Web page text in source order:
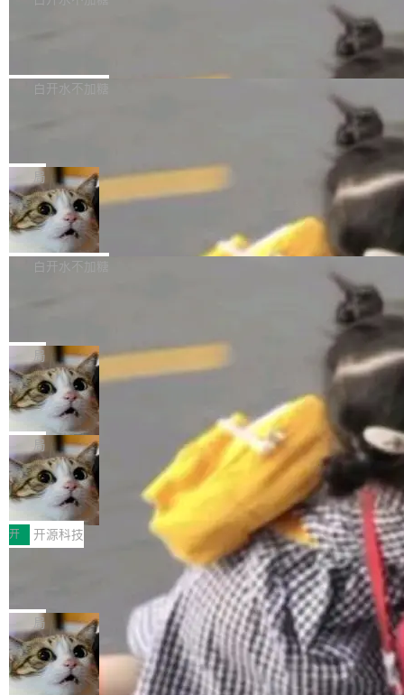
w 不要求标准普通话，方言识别覆盖粤语、吴语
容提供的字体时出现的几个问题 为避免音频加
质的最低采样率）的音频格式将被拒绝 修复了 C
SS 圆角虚线样式中可能存在的问题 如果表单中
的图像元素不在同一个子树中，则它们将不再关
联 加...
发布的 Release Notes，他利用 AI 工具（如 Co
最强的若干项。对于尚未正式发版的 PG 19，则
通过拉取过去一年内（从 PG 18 Beta1 时间点
至今）的所有 commit，同样交由 AI 分析提炼。
经过人工复核，准确度令人满意。这一方法也为
社区爱好者提供了高效跟踪新版本的思路。
白开水不加糖
维护工作一直与我的日常工作、家务、社交生活
和休闲娱乐竞争时间。" 这是 libexpat 维护者 S
ebastian Pipping 写在博客里的话。8 月 4 日，
他宣布了一个新消息：从 2026 年 8 月 1 日起，
他可以全职维护 libexpat 了，最长 6 个月。发
库之一。你的操作系统、浏览器、无数的基础设
施软件，很可能都在用它。而过去十年，维护它
的人一直在用业余...
局
Firefox 153.0.3 发布
Firefox 153.0.3 现已发布，具体更新内容如
下： New Smart Window 包含多项增强功能：
gi?id=2019042">Bug&nbsp;2019042</a>）</l
i> <li>现在，助手可以直接使用 Exa 的网络搜索
结果回答问题，而无需将问题转交给搜索引擎。
（<a href="https://bugzilla.mozilla.org/show_
bug.cgi?id=204...
白开水不加糖
的 npm 包。项目的核心论点是：容器不适合 Ag
ent 计算。真正适合的，是 Isolate。 Cloudflare
工程师在这件事上没什么可谦虚的——他们用 W
orkers 跑了十年 Isolate。用 CEO Matthew Pri
nce 的话说：「我们一生都在用 Isolate 运行代
码，而 AI Agent 不需要容器，它们需要的是 Iso
late。」 容器为什么不合适 容器的问题在于启动
和销毁都太重了。一个 Agent 要执行的任务可能
只需要几毫秒的 CPU 时间，但容器从冷启动到
就绪要花数秒。如果未来有十...
局
OpenAI 公开邮件和聊天记录回应苹果
诉讼，称“Apple is getting this wron
g”
上个月，苹果一纸诉状把 OpenAI 告上法庭，指
控其挖角苹果前员工并窃取商业秘密。苹果的诉
状把 OpenAI 描述成一个系统性地从前东家挖
人、套取机密信息的对手。 OpenAI 没发律师
函，也没选择庭外沉默。它在官网贴了一篇博
文，标题只有六个字：Apple is getting this wro
ng。 然后，它把邮件往来和 iMessage 聊天记
录全贴了出来。 他发错人了 苹果外部律师 Gabr
iel Gross 来自 Weil 律所，2 月 23 日下午 5:53
给 OpenAI 总法律顾问 Che Chang 发了封邮
件，附了一封长信，要求 OpenAI 配合调查前苹
果员工带走机密信...
局
HUAWEI MatePad Edge上架WorkBu
ddy鸿蒙PC版，说话就能干活的AI办公
搭子
全能AI工作台WorkBuddy鸿蒙PC版上架HUAWE
I MatePad Edge应用市场，直接下载即可使
用，与鸿蒙电脑上的体验一致。值得一提的是，
这是目前市面上唯一支持平板接入WorkBuddy P
C版的产品，搭载“人机双写”重磅功能——你写
你的，AI写AI的，同屏协作互不干扰。一句话让
AI帮你干活，现在开启全新体验！ 温馨提示：
体验WorkBuddy鸿蒙PC版前，请将 HUAWEI M
atePad Edge 升级至 HarmonyOS 6.1.0.135S
开 开源科技
FFmpeg 9.0 发布：代号“Lei”，以此纪
全球知名开源多媒体框架 FFmpeg 今天正式发
布了 9.0 版本。这个版本除了带来新一代音视频
处理能力和硬件加速支持之外，还有一个特殊之
处：FFmpeg 9.0 的代号是“Lei”。 这个名字，
来自中国开发者雷霄骅（Lei Xiaohua）。 对于
局
亚马逊成本失控：AI 写代码烧掉 1215
万元，超预算 860%
外媒近日曝光了亚马逊的多份内部报告显示，AI